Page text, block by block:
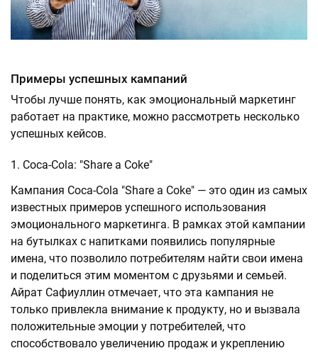
Примеры успешных кампаний
Чтобы лучше понять, как эмоциональный маркетинг
работает на практике, можно рассмотреть несколько
успешных кейсов.
Coca-Cola: "Share a Coke"
Кампания Coca-Cola "Share a Coke" — это один из самых
известных примеров успешного использования
эмоционального маркетинга. В рамках этой кампании
на бутылках с напитками появились популярные
имена, что позволило потребителям найти свои имена
и поделиться этим моментом с друзьями и семьей.
Айрат Сафиуллин отмечает, что эта кампания не
только привлекла внимание к продукту, но и вызвала
положительные эмоции у потребителей, что
способствовало увеличению продаж и укреплению